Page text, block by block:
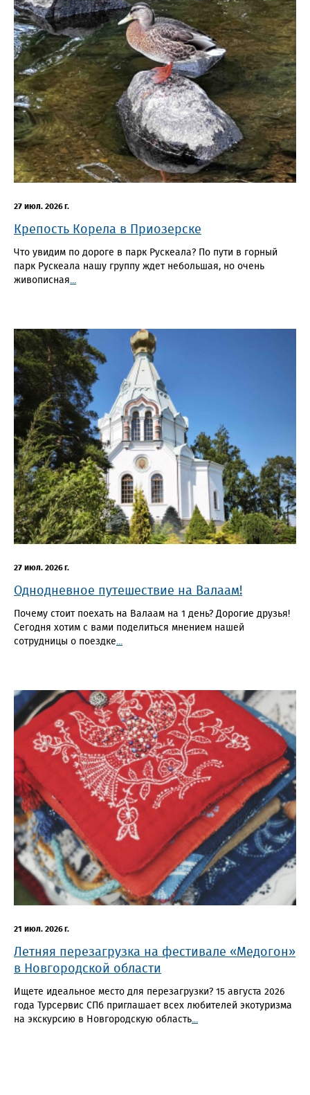
27 июл. 2026 г.
Крепость Корела в Приозерске
Что увидим по дороге в парк Рускеала? По пути в горный
парк Рускеала нашу группу ждет небольшая, но очень
живописная...
27 июл. 2026 г.
Однодневное путешествие на Валаам!
Почему стоит поехать на Валаам на 1 день? Дорогие друзья!
Сегодня хотим с вами поделиться мнением нашей
сотрудницы о поездке...
21 июл. 2026 г.
Летняя перезагрузка на фестивале «Медогон»
в Новгородской области
Ищете идеальное место для перезагрузки? 15 августа 2026
года Турсервис СПб приглашает всех любителей экотуризма
на экскурсию в Новгородскую область...